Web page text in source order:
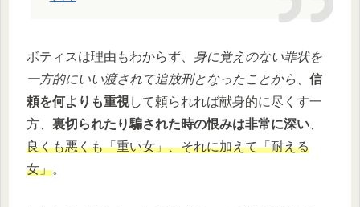
ボティスは理由もわからず、 身に覚えのない罪状を
一方的にいい渡されて追放刑となったことから 、 信
頼を何よりも重視して頼られれば献身的に尽くす一
方、 裏切られたり騙された時の恨みは非常に深い、
良くも悪くも「重い女」、それに加えて「耐える
女」。